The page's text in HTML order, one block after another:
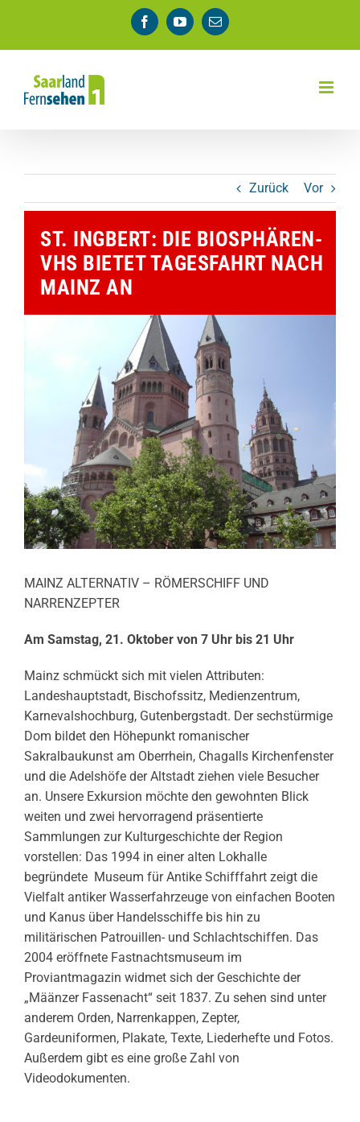
springen
FacebookYouTube
E-
Mail
Zurück Vor
ST. INGBERT: DIE BIOSPHÄREN-
VHS BIETET TAGESFAHRT NACH
MAINZ AN
MAINZ ALTERNATIV – RÖMERSCHIFF UND
NARRENZEPTER
Am Samstag, 21. Oktober von 7 Uhr bis 21 Uhr
Mainz schmückt sich mit vielen Attributen:
Landeshauptstadt, Bischofssitz, Medienzentrum,
Karnevalshochburg, Gutenbergstadt. Der sechstürmige
Dom bildet den Höhepunkt romanischer
Sakralbaukunst am Oberrhein, Chagalls Kirchenfenster
und die Adelshöfe der Altstadt ziehen viele Besucher
an. Unsere Exkursion möchte den gewohnten Blick
weiten und zwei hervorragend präsentierte
Sammlungen zur Kulturgeschichte der Region
vorstellen: Das 1994 in einer alten Lokhalle
begründete Museum für Antike Schifffahrt zeigt die
Vielfalt antiker Wasserfahrzeuge von einfachen Booten
und Kanus über Handelsschiffe bis hin zu
militärischen Patrouillen- und Schlachtschiffen. Das
2004 eröffnete Fastnachtsmuseum im
Proviantmagazin widmet sich der Geschichte der
„Määnzer Fassenacht“ seit 1837. Zu sehen sind unter
anderem Orden, Narrenkappen, Zepter,
Gardeuniformen, Plakate, Texte, Liederhefte und Fotos.
Außerdem gibt es eine große Zahl von
Videodokumenten.